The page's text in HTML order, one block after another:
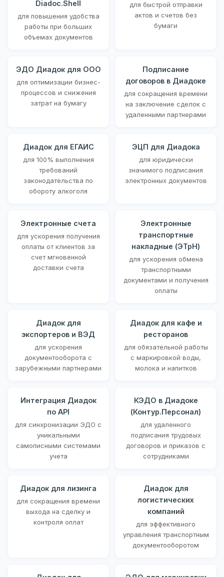
Diadoc.Shell
для повышения удобства
работы при больших
объемах документов
для быстрой отправки
актов и счетов без
бумаги
ЭДО Диадок для ООО
для оптимизации бизнес-
процессов и снижения
затрат на бумагу
Подписание
договоров в Диадоке
для сокращения времени
на заключение сделок с
удаленными партнерами
Диадок для ЕГАИС
для 100% выполнения
требований
законодательства по
обороту алкоголя
ЭЦП для Диадока
для юридически
значимого подписания
электронных документов
Электронные счета
для ускорения получения
оплаты от клиентов за
счет мгновенной
доставки счета
Электронные
транспортные
накладные (ЭТрН)
для ускорения обмена
транспортными
документами и получения
оплаты
Диадок для
экспортеров и ВЭД
для ускорения
документооборота с
зарубежными партнерами
Диадок для кафе и
ресторанов
для обязательной работы
с маркировкой воды,
молока и напитков
Интеграция Диадок
по API
для синхронизации ЭДО с
уникальными
самописными системами
учета
КЭДО в Диадоке
(Контур.Персонал)
для удаленного
подписания трудовых
договоров и приказов с
сотрудниками
Диадок для лизинга
для сокращения времени
выхода на сделку и
контроля оплат
Диадок для
логистических
компаний
для эффективного
управления транспортным
документооборотом